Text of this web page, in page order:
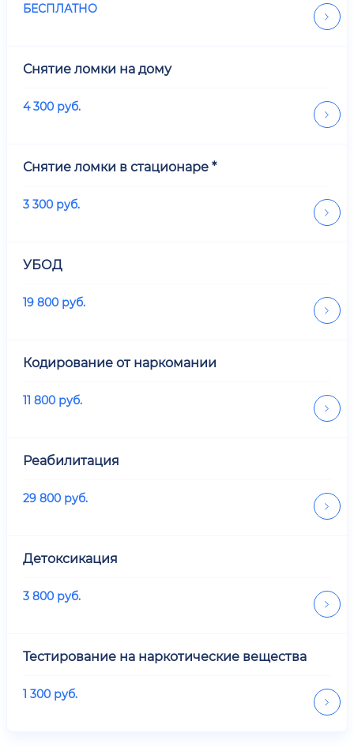
БЕСПЛАТНО
Снятие ломки на дому
4 300 руб.
Снятие ломки в стационаре *
3 300 руб.
УБОД
19 800 руб.
Кодирование от наркомании
11 800 руб.
Реабилитация
29 800 руб.
Детоксикация
3 800 руб.
Тестирование на наркотические вещества
1 300 руб.